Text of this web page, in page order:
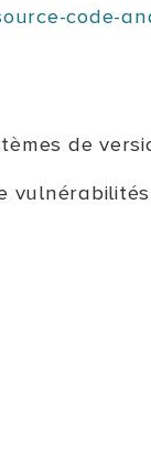
code-
de
vulnérabilités